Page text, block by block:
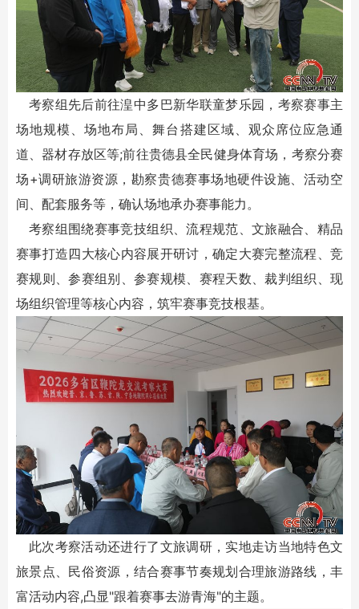
考察组先后前往湟中多巴新华联童梦乐园，考察赛事主
场地规模、场地布局、舞台搭建区域、观众席位应急通
道、器材存放区等;前往贵德县全民健身体育场，考察分赛
场+调研旅游资源，勘察贵德赛事场地硬件设施、活动空
间、配套服务等，确认场地承办赛事能力。
考察组围绕赛事竞技组织、流程规范、文旅融合、精品
赛事打造四大核心内容展开研讨，确定大赛完整流程、竞
赛规则、参赛组别、参赛规模、赛程天数、裁判组织、现
场组织管理等核心内容，筑牢赛事竞技根基。
此次考察活动还进行了文旅调研，实地走访当地特色文
旅景点、民俗资源，结合赛事节奏规划合理旅游路线，丰
富活动内容,凸显"跟着赛事去游青海"的主题。